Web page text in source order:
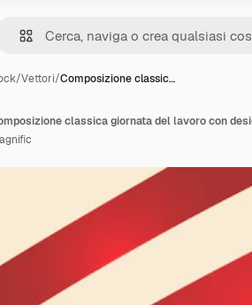
/Vettori/Composizione classic…
classica giornata del lavoro con